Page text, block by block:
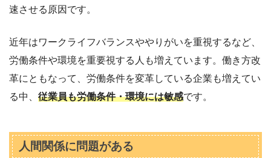
速させる原因です。
近年はワークライフバランスややりがいを重視するなど、
労働条件や環境を重要視する人も増えています。働き方改
革にともなって、労働条件を変革している企業も増えてい
る中、 従業員も労働条件・環境には敏感です。
人間関係に問題がある